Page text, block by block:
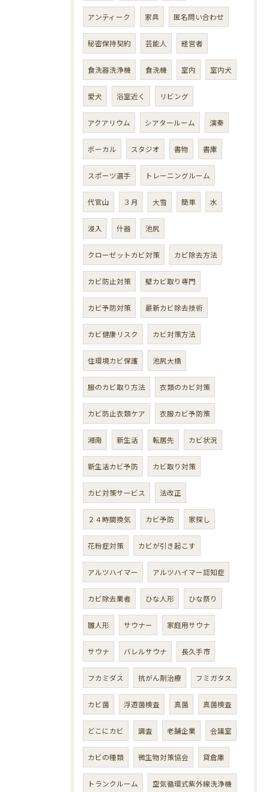
アンティーク 家具 匿名問い合わせ
秘密保持契約 芸能人 経営者
食洗器洗浄機 食洗機 室内 室内犬
愛犬 浴室近く リビング
アクアリウム シアタールーム 演奏
ボーカル スタジオ 書物 書庫
スポーツ選手 トレーニングルーム
代官山 ３月 大雪 簡単 水
浸入 什器 池尻
クローゼットカビ対策 カビ除去方法
カビ防止対策 壁カビ取り専門
カビ予防対策 最新カビ除去技術
カビ健康リスク カビ対策方法
住環境カビ保護 池尻大橋
服のカビ取り方法 衣類のカビ対策
カビ防止衣類ケア 衣服カビ予防策
湘南 新生活 転居先 カビ状況
新生活カビ予防 カビ取り対策
カビ対策サービス 法改正
２４時間換気 カビ予防 家探し
花粉症対策 カビが引き起こす
アルツハイマー アルツハイマー認知症
カビ除去業者 ひな人形 ひな祭り
雛人形 サウナー 家庭用サウナ
サウナ バレルサウナ 長久手市
フカミダス 抗がん剤治療 フミガタス
カビ菌 浮遊菌検査 真菌 真菌検査
どこにカビ 調査 老舗企業 会議室
カビの種類 微生物対策協会 貸倉庫
トランクルーム 空気循環式紫外線洗浄機